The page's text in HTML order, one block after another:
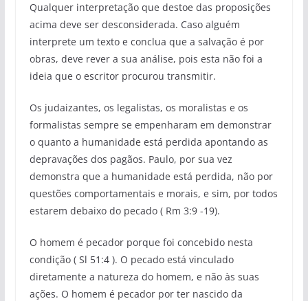
Qualquer interpretação que destoe das proposições
acima deve ser desconsiderada. Caso alguém
interprete um texto e conclua que a salvação é por
obras, deve rever a sua análise, pois esta não foi a
ideia que o escritor procurou transmitir.
Os judaizantes, os legalistas, os moralistas e os
formalistas sempre se empenharam em demonstrar
o quanto a humanidade está perdida apontando as
depravações dos pagãos. Paulo, por sua vez
demonstra que a humanidade está perdida, não por
questões comportamentais e morais, e sim, por todos
estarem debaixo do pecado ( Rm 3:9 -19).
O homem é pecador porque foi concebido nesta
condição ( Sl 51:4 ). O pecado está vinculado
diretamente a natureza do homem, e não às suas
ações. O homem é pecador por ter nascido da